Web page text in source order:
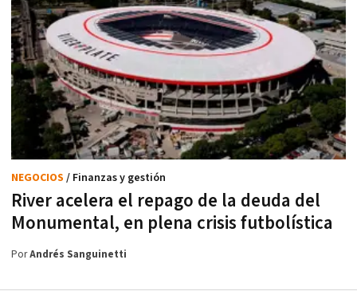
River acelera el repago de la deuda del
Monumental, en plena crisis futbolística
NEGOCIOS / Finanzas y gestión
PorAndrés Sanguinetti